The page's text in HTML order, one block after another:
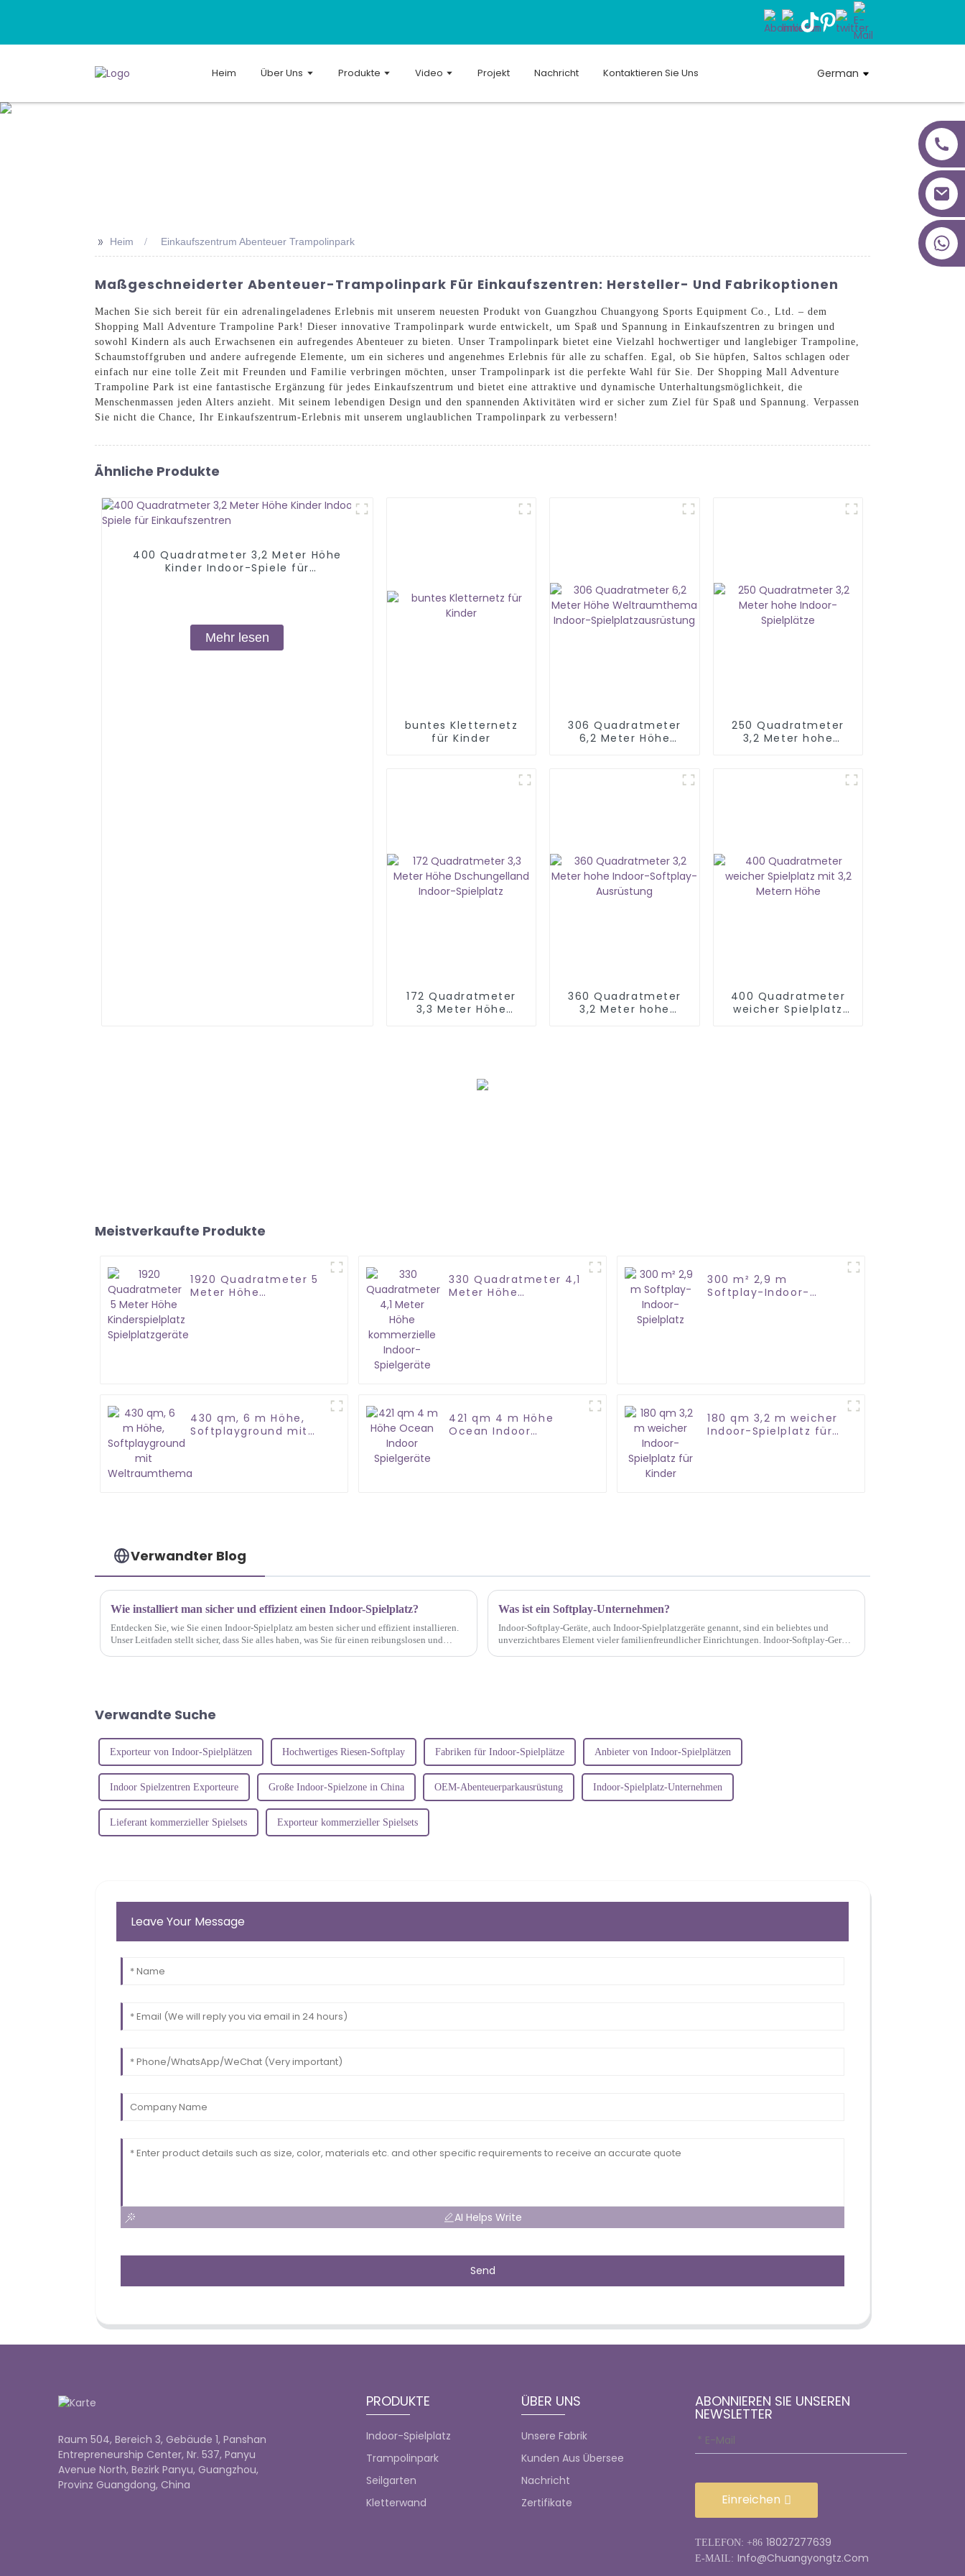
Heim Über Uns Produkte Video Projekt Nachricht Kontaktieren Sie Uns German
>> Heim Einkaufszentrum Abenteuer Trampolinpark
Maßgeschneiderter Abenteuer-Trampolinpark Für Einkaufszentren: Hersteller- Und Fabrikoptionen
Machen Sie sich bereit für ein adrenalingeladenes Erlebnis mit unserem neuesten Produkt von Guangzhou Chuangyong Sports Equipment Co., Ltd. – dem
Shopping Mall Adventure Trampoline Park! Dieser innovative Trampolinpark wurde entwickelt, um Spaß und Spannung in Einkaufszentren zu bringen und
sowohl Kindern als auch Erwachsenen ein aufregendes Abenteuer zu bieten. Unser Trampolinpark bietet eine Vielzahl hochwertiger und langlebiger Trampoline,
Schaumstoffgruben und andere aufregende Elemente, um ein sicheres und angenehmes Erlebnis für alle zu schaffen. Egal, ob Sie hüpfen, Saltos schlagen oder
einfach nur eine tolle Zeit mit Freunden und Familie verbringen möchten, unser Trampolinpark ist die perfekte Wahl für Sie. Der Shopping Mall Adventure
Trampoline Park ist eine fantastische Ergänzung für jedes Einkaufszentrum und bietet eine attraktive und dynamische Unterhaltungsmöglichkeit, die
Menschenmassen jeden Alters anzieht. Mit seinem lebendigen Design und den spannenden Aktivitäten wird er sicher zum Ziel für Spaß und Spannung. Verpassen
Sie nicht die Chance, Ihr Einkaufszentrum-Erlebnis mit unserem unglaublichen Trampolinpark zu verbessern!
Ähnliche Produkte
400 Quadratmeter 3,2 Meter Höhe
Kinder Indoor-Spiele für
Mehr lesen
buntes Kletternetz
für Kinder
306 Quadratmeter
6,2 Meter Höhe
Spielplatzausrüstung
250 Quadratmeter
3,2 Meter hohe
172 Quadratmeter
3,3 Meter Höhe
360 Quadratmeter
3,2 Meter hohe
400 Quadratmeter
weicher Spielplatz
Meistverkaufte Produkte
1920 Quadratmeter 5
Meter Höhe
330 Quadratmeter 4,1
Meter Höhe
300 m² 2,9 m
Softplay-Indoor-
430 qm, 6 m Höhe,
Softplayground mit
421 qm 4 m Höhe
Ocean Indoor
180 qm 3,2 m weicher
Indoor-Spielplatz für
Verwandter Blog
Wie installiert man sicher und effizient einen Indoor-Spielplatz?
Entdecken Sie, wie Sie einen Indoor-Spielplatz am besten sicher und effizient installieren.
Unser Leitfaden stellt sicher, dass Sie alles haben, was Sie für einen reibungslosen und
Was ist ein Softplay-Unternehmen?
Indoor-Softplay-Geräte, auch Indoor-Spielplatzgeräte genannt, sind ein beliebtes und
unverzichtbares Element vieler familienfreundlicher Einrichtungen. Indoor-Softplay-Geräte
Verwandte Suche
Exporteur von Indoor-Spielplätzen Hochwertiges Riesen-Softplay Fabriken für Indoor-Spielplätze Anbieter von Indoor-Spielplätzen
Indoor Spielzentren Exporteure Große Indoor-Spielzone in China OEM-Abenteuerparkausrüstung Indoor-Spielplatz-Unternehmen
Lieferant kommerzieller Spielsets Exporteur kommerzieller Spielsets
Leave Your Message
AI Helps Write
Send
Raum 504, Bereich 3, Gebäude 1, Panshan
Entrepreneurship Center, Nr. 537, Panyu
Avenue North, Bezirk Panyu, Guangzhou,
Provinz Guangdong, China
PRODUKTE
Indoor-Spielplatz
Trampolinpark
Seilgarten
Kletterwand
ÜBER UNS
Unsere Fabrik
Kunden Aus Übersee
Nachricht
Zertifikate
ABONNIEREN SIE UNSEREN
NEWSLETTER
Einreichen
TELEFON: +86 18027277639
E-MAIL: Info@chuangyongtz.com